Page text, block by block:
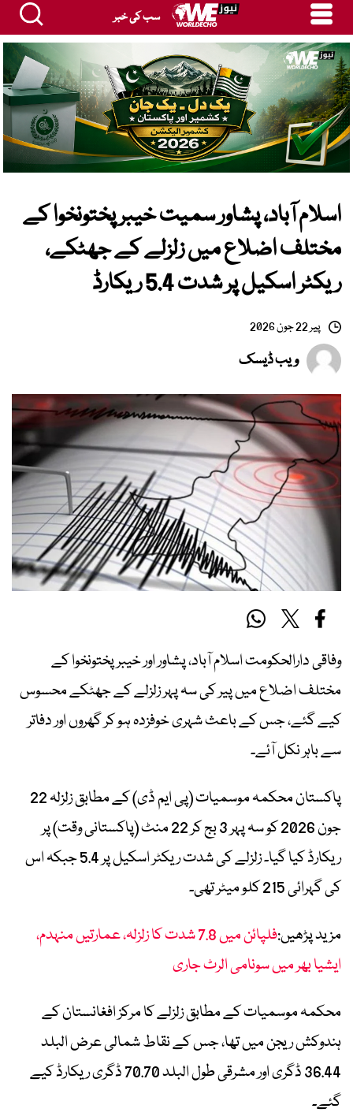
سب کی خبر
اسلام آباد، پشاور سمیت خیبرپختونخوا کے
مختلف اضلاع میں زلزلے کے جھٹکے،
ریکٹر اسکیل پر شدت 5.4 ریکارڈ
پیر 22 جون 2026
ویب ڈیسک
وفاقی دارالحکومت اسلام آباد، پشاور اور خیبرپختونخوا کے
مختلف اضلاع میں پیر کی سہ پہر زلزلے کے جھٹکے محسوس
کیے گئے، جس کے باعث شہری خوفزدہ ہو کر گھروں اور دفاتر
سے باہر نکل آئے۔
پاکستان محکمہ موسمیات (پی ایم ڈی) کے مطابق زلزلہ 22
جون 2026 کو سہ پہر 3 بج کر 22 منٹ (پاکستانی وقت) پر
ریکارڈ کیا گیا۔ زلزلے کی شدت ریکٹر اسکیل پر 5.4 جبکہ اس
کی گہرائی 215 کلو میٹر تھی۔
مزید پڑھیں:
فلپائن میں 7.8 شدت کا زلزلہ، عمارتیں منہدم،
ایشیا بھر میں سونامی الرٹ جاری
محکمہ موسمیات کے مطابق زلزلے کا مرکز افغانستان کے
ہندوکش ریجن میں تھا، جس کے نقاط شمالی عرض البلد
36.44 ڈگری اور مشرقی طول البلد 70.70 ڈگری ریکارڈ کیے
گئے۔